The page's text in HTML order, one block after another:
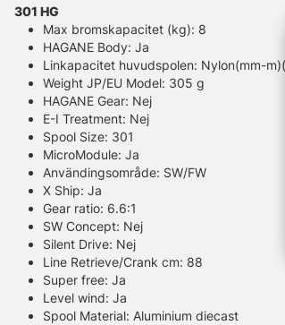
301 HG
Max bromskapacitet (kg): 8
HAGANE Body: Ja
Linkapacitet huvudspolen: Nylon(mm-
Weight JP/EU Model: 305 g
HAGANE Gear: Nej
E-I Treatment: Nej
Spool Size: 301
MicroModule: Ja
Användingsområde: SW/FW
X Ship: Ja
Gear ratio: 6.6:1
SW Concept: Nej
Silent Drive: Nej
Line Retrieve/Crank cm: 88
Super free: Ja
Level wind: Ja
Spool Material: Aluminium diecast